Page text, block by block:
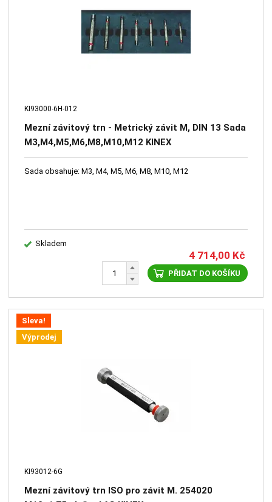
KI93000-6H-012
Mezní závitový trn - Metrický závit M, DIN 13 Sada
M3,M4,M5,M6,M8,M10,M12 KINEX
Sada obsahuje: M3, M4, M5, M6, M8, M10, M12
Skladem
4 714,00 Kč
PŘIDAT DO KOŠÍKU
Sleva!
Výprodej
KI93012-6G
Mezní závitový trn ISO pro závit M. 254020